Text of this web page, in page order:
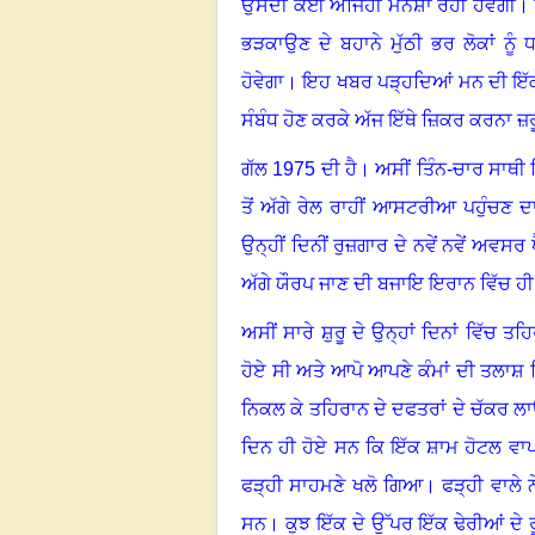
ਉਸਦੀ ਕੋਈ ਅਜਿਹੀ ਮਨਸ਼ਾ ਰਹੀ ਹੋਵੇਗੀ।
ਭੜਕਾਉਣ ਦੇ ਬਹਾਨੇ ਮੁੱਠੀ ਭਰ ਲੋਕਾਂ ਨੂੰ
ਹੋਵੇਗਾ । ਇਹ ਖਬਰ ਪੜ੍ਹਦਿਆਂ ਮਨ ਦੀ ਇੱਕ
ਸੰਬੰਧ ਹੋਣ ਕਰਕੇ ਅੱਜ ਇੱਥੇ ਜ਼ਿਕਰ ਕਰਨਾ
ਗੱਲ 1975 ਦੀ ਹੈ ।ਅਸੀਂ ਤਿੰਨ-ਚਾਰ
ਤੋਂ ਅੱਗੇ ਰੇਲ ਰਾਹੀਂ ਆਸਟਰੀਆ ਪਹੁੰਚਣ
ਉਨ੍ਹੀਂ ਦਿਨੀਂ ਰੁਜ਼ਗਾਰ ਦੇ ਨਵੇਂ ਨਵੇਂ ਅਵਸਰ
ਅੱਗੇ ਯੌਰਪ ਜਾਣ ਦੀ ਬਜਾਇ ਇਰਾਨ ਵਿੱਚ
ਅਸੀਂ ਸਾਰੇ ਸ਼ੁਰੂ ਦੇ ਉਨ੍ਹਾਂ ਦਿਨਾਂ ਵਿੱਚ
ਹੋਏ ਸੀ ਅਤੇ ਆਪੋ ਆਪਣੇ ਕੰਮਾਂ ਦੀ ਤਲਾਸ਼
ਨਿਕਲ ਕੇ ਤਹਿਰਾਨ ਦੇ ਦਫਤਰਾਂ ਦੇ ਚੱਕਰ
ਦਿਨ ਹੀ ਹੋਏ ਸਨ ਕਿ ਇੱਕ ਸ਼ਾਮ ਹੋਟਲ
ਫੜ੍ਹੀ ਸਾਹਮਣੇ ਖਲੋ ਗਿਆ। ਫੜ੍ਹੀ ਵਾਲੇ
ਸਨ।ਕੁਝ ਇੱਕ ਦੇ ਉੱਪਰ ਇੱਕ ਢੇਰੀਆਂ ਦੇ